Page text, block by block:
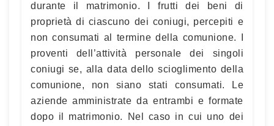
durante il matrimonio. I frutti dei beni di
proprietà di ciascuno dei coniugi, percepiti e
non consumati al termine della comunione. I
proventi dell’attività personale dei singoli
coniugi se, alla data dello scioglimento della
comunione, non siano stati consumati. Le
aziende amministrate da entrambi e formate
dopo il matrimonio. Nel caso in cui uno dei